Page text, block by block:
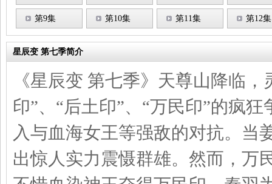
第9集 第10集 第11集 第12集
星辰变 第七季简介
《星辰变 第七季》天尊山降临
印”、“后土印”、“万民印”的疯
入与血海女王等强敌的对抗。当
出惊人实力震慑群雄。然而，万